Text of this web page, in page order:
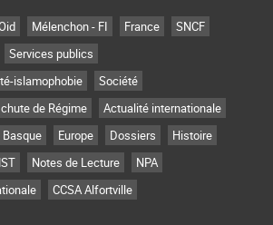
Mélenchon - FI France
SNCF
Services publics
islamophobie
Société
de Régime
Actualité internationale
Basque Europe Dossiers
Histoire
Notes de Lecture
NPA
CCSA Alfortville